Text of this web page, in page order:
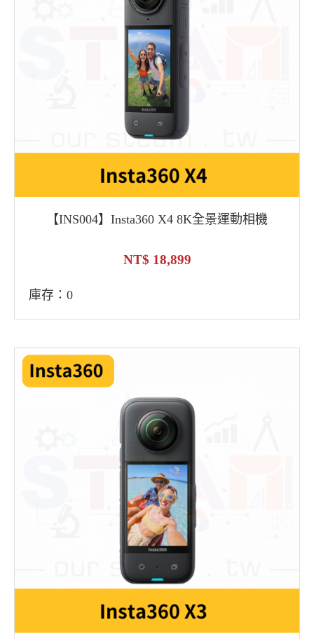
【INS004】Insta360 X4 8K全景運動相機
18,899
庫存：0